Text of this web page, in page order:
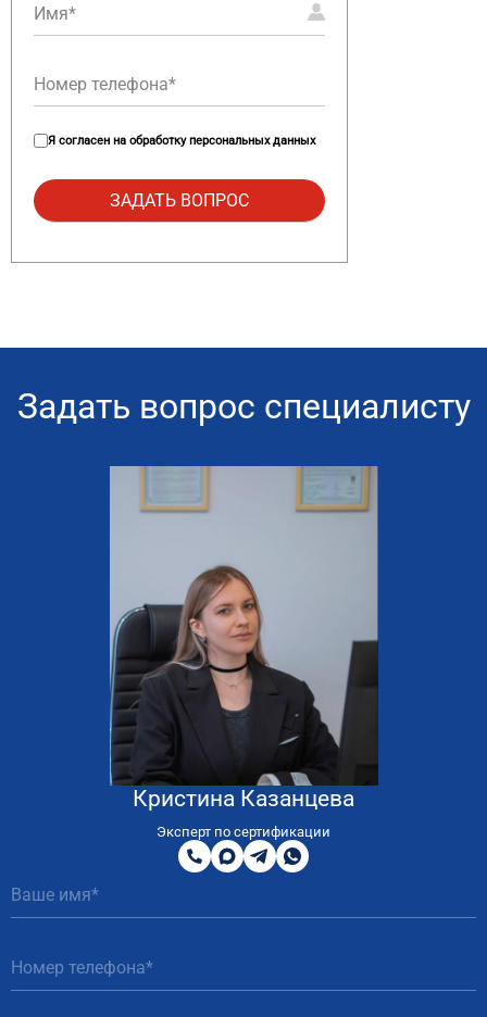
Я согласен на обработку персональных данных
Задать вопрос специалисту
Кристина Казанцева
Эксперт по сертификации
8
800
200
51
MAXTelegram
WhatsApp